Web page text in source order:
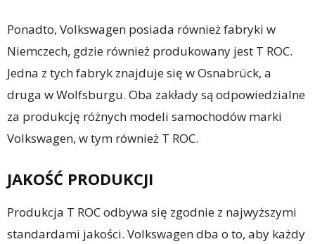
Ponadto, Volkswagen posiada również fabryki w
Niemczech, gdzie również produkowany jest T ROC.
Jedna z tych fabryk znajduje się w Osnabrück, a
druga w Wolfsburgu. Oba zakłady są odpowiedzialne
za produkcję różnych modeli samochodów marki
Volkswagen, w tym również T ROC.
JAKOŚĆ PRODUKCJI
Produkcja T ROC odbywa się zgodnie z najwyższymi
standardami jakości. Volkswagen dba o to, aby każdy